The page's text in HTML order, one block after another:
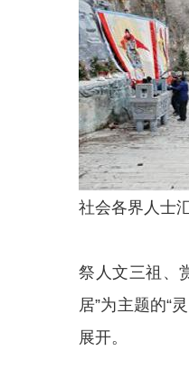
社会各界人士
祭人文三祖、
居”为主题的“
展开。